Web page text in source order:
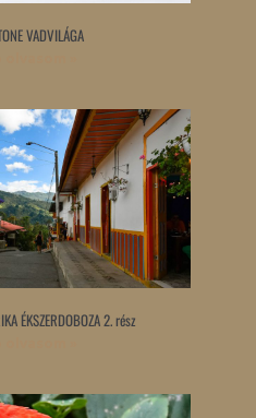
VADVILÁGA
ÉKSZERDOBOZA 2. rész